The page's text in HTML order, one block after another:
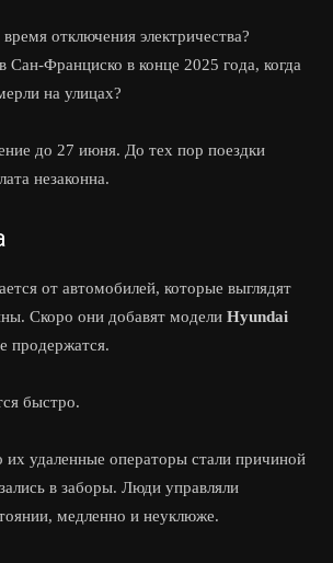
отключения электричества?
Сан-Франциско в конце 2025 года, когда
на улицах?
до 27 июня. До тех пор поездки
незаконна.
от автомобилей, которые выглядят
Скоро они добавят модели Hyundai
продержатся.
быстро.
их удаленные операторы стали причиной
в заборы. Люди управляли
медленно и неуклюже.